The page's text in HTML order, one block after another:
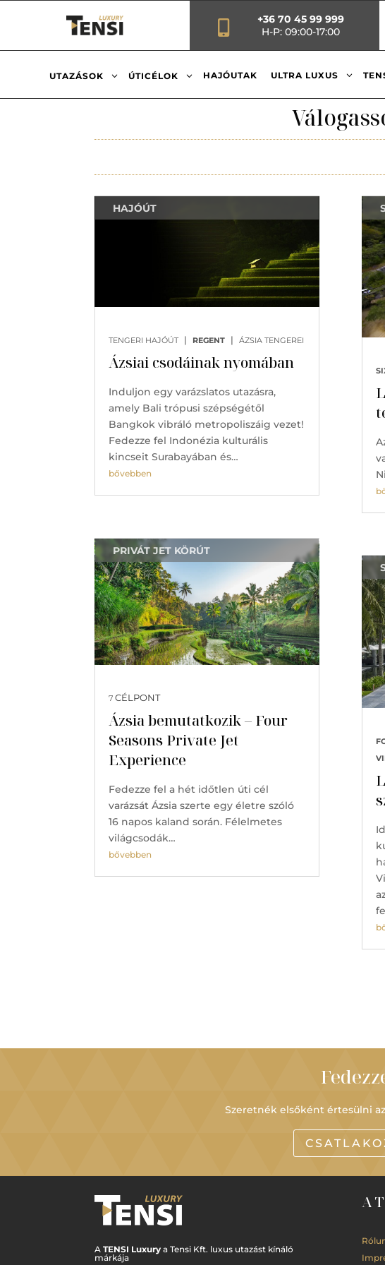
+36 70 45 99 999
H-P: 09:00-17:00
UTAZÁSOK 3 ÚTICÉLOK 3 HAJÓUTAK ULTRA LUXUS 3
Ázsiai csodáinak nyomában
TENGERI HAJÓÚT | REGENT | ÁZSIA TENGEREI
HAJÓÚT
Induljon egy varázslatos utazásra,
amely Bali trópusi szépségétől
Bangkok vibráló metropoliszáig vezet!
Fedezze fel Indonézia kulturális
kincseit Surabayában és…
bővebben
Ázsia bemutatkozik – Four
Seasons Private Jet
Experience
7 CÉLPONT
PRIVÁT JET KÖRÚT
Fedezze fel a hét időtlen úti cél
varázsát Ázsia szerte egy életre szóló
16 napos kaland során. Félelmetes
világcsodák…
bővebben
Szeretnék elsőként értesülni
ATENSI Luxury a Tensi Kft. luxus utazást kínáló
márkája
A